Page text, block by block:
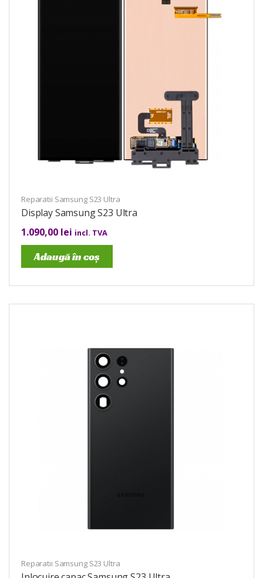
Reparatii Samsung S23 Ultra
Display Samsung S23 Ultra
1.090,00 lei incl. TVA
Adaugă în coș
Reparatii Samsung S23 Ultra